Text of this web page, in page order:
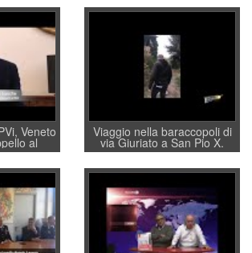
Veneto
al
ordine
CNCU
di
Viaggio nella baraccopoli di
via Giuriato a San Pio X.
Vicenza ai Vicentini: “faremo
un regalo di Natale ai
residenti”